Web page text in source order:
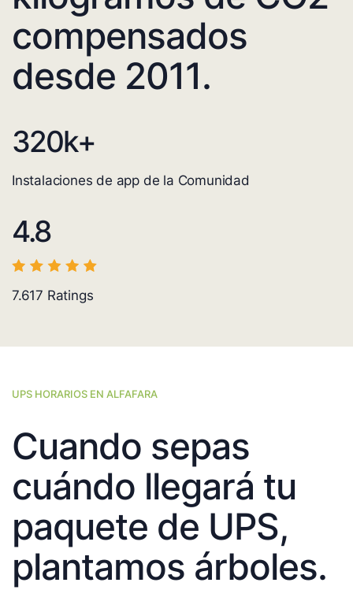
compensados
desde 2011.
320k+
Instalaciones de app de la Comunidad
4.8
7.617 Ratings
UPS HORARIOS EN ALFAFARA
Cuando sepas
cuándo llegará tu
paquete de UPS,
plantamos árboles.